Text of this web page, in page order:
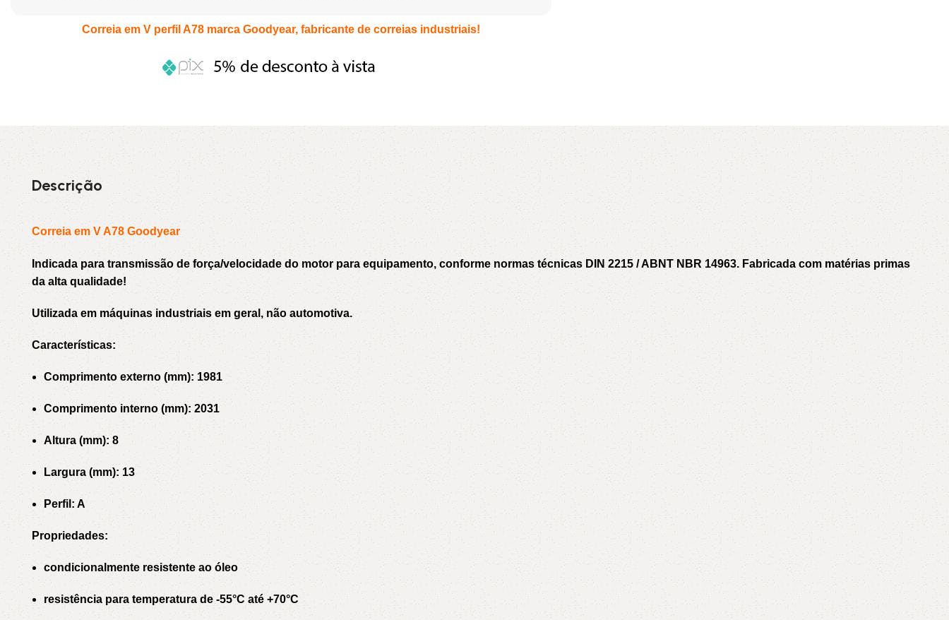
AX B BX
D
XPA XPB XPZ ZX
Correia em V perfil A78 marca Goodyear, fabricante de correias industriais!
Descrição
Correia em V A78 Goodyear
Indicada para transmissão de força/velocidade do motor para equipamento, conforme normas técnicas DIN 2215 / ABNT NBR 14963. Fabricada com matérias primas
da alta qualidade!
Utilizada em máquinas industriais em geral, não automotiva.
Características:
Comprimento externo (mm): 1981
Comprimento interno (mm): 2031
Altura (mm): 8
Largura (mm): 13
Perfil: A
Propriedades:
condicionalmente resistente ao óleo
resistência para temperatura de -55°C até +70°C